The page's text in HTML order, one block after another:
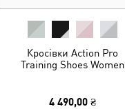
Кросівки Action Pro
Training Shoes Women
4 490,00 ₴